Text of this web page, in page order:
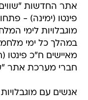
אתר החדשות
פינטו (ימינה) -
במהלך כל ימי
מאיישים ח"כ פינטו
חברי מערכת אתר
אנשים עם